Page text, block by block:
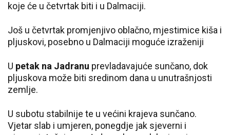
koje će u četvrtak biti i u Dalmaciji.
Još u četvrtak promjenjivo oblačno, mjestimice kiša i
pljuskovi, posebno u Dalmaciji moguće izraženiji
U petak na Jadranu prevladavajuće sunčano, dok
pljuskova može biti sredinom dana u unutrašnjosti
zemlje.
U subotu stabilnije te u većini krajeva sunčano.
Vjetar slab i umjeren, ponegdje jak sjeverni i